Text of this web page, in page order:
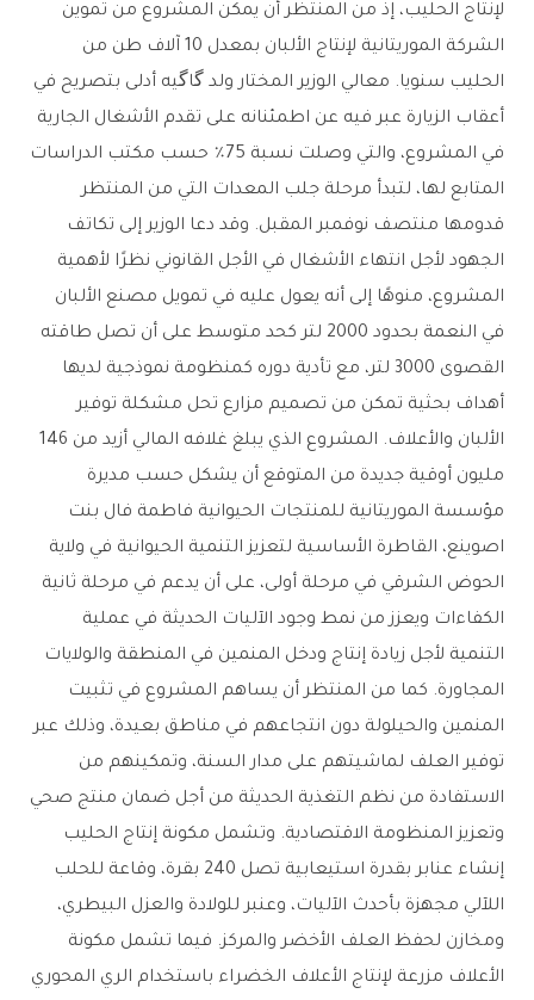
لإنتاج الحليب، إذ من المنتظر أن يمكن المشروع من تموين
الشركة الموريتانية لإنتاج الألبان بمعدل 10 آلاف طن من
الحليب سنويا. معالي الوزير المختار ولد گاگيه أدلى بتصريح في
أعقاب الزيارة عبر فيه عن اطمئنانه على تقدم الأشغال الجارية
في المشروع، والتي وصلت نسبة 75٪ حسب مكتب الدراسات
المتابع لها، لتبدأ مرحلة جلب المعدات التي من المنتظر
قدومها منتصف نوفمبر المقبل. وقد دعا الوزير إلى تكاتف
الجهود لأجل انتهاء الأشغال في الأجل القانوني نظرًا لأهمية
المشروع، منوهًا إلى أنه يعول عليه في تمويل مصنع الألبان
في النعمة بحدود 2000 لتر كحد متوسط على أن تصل طاقته
القصوى 3000 لتر، مع تأدية دوره كمنظومة نموذجية لديها
أهداف بحثية تمكن من تصميم مزارع تحل مشكلة توفير
الألبان والأعلاف. المشروع الذي يبلغ غلافه المالي أزيد من 146
مليون أوقية جديدة من المتوقع أن يشكل حسب مديرة
مؤسسة الموريتانية للمنتجات الحيوانية فاطمة فال بنت
اصوينع، القاطرة الأساسية لتعزيز التنمية الحيوانية في ولاية
الحوض الشرقي في مرحلة أولى، على أن يدعم في مرحلة ثانية
الكفاءات ويعزز من نمط وجود الآليات الحديثة في عملية
التنمية لأجل زيادة إنتاج ودخل المنمين في المنطقة والولايات
المجاورة. كما من المنتظر أن يساهم المشروع في تثبيت
المنمين والحيلولة دون انتجاعهم في مناطق بعيدة، وذلك عبر
توفير العلف لماشيتهم على مدار السنة، وتمكينهم من
الاستفادة من نظم التغذية الحديثة من أجل ضمان منتج صحي
وتعزيز المنظومة الاقتصادية. وتشمل مكونة إنتاج الحليب
إنشاء عنابر بقدرة استيعابية تصل 240 بقرة، وقاعة للحلب
اللآلي مجهزة بأحدث الآليات، وعنبر للولادة والعزل البيطري،
ومخازن لحفظ العلف الأخضر والمركز. فيما تشمل مكونة
الأعلاف مزرعة لإنتاج الأعلاف الخضراء باستخدام الري المحوري